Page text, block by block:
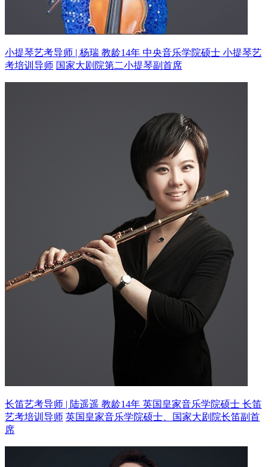
小提琴艺考导师 | 杨瑞 教龄14年 中央音乐学院硕士 小提琴艺
考培训导师 国家大剧院第二小提琴副首席
长笛艺考导师 | 陆遥遥 教龄14年 英国皇家音乐学院硕士 长笛
艺考培训导师 英国皇家音乐学院硕士、国家大剧院长笛副首
席